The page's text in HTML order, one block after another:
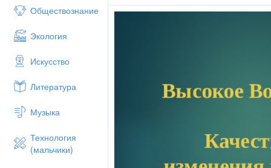
Обществознание
Экология
Искусство
Литература
Музыка
Технология
(мальчики)